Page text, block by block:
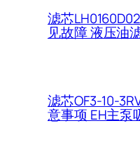
滤芯
见故障 液压油
滤芯OF3-10-
意事项 EH主泵